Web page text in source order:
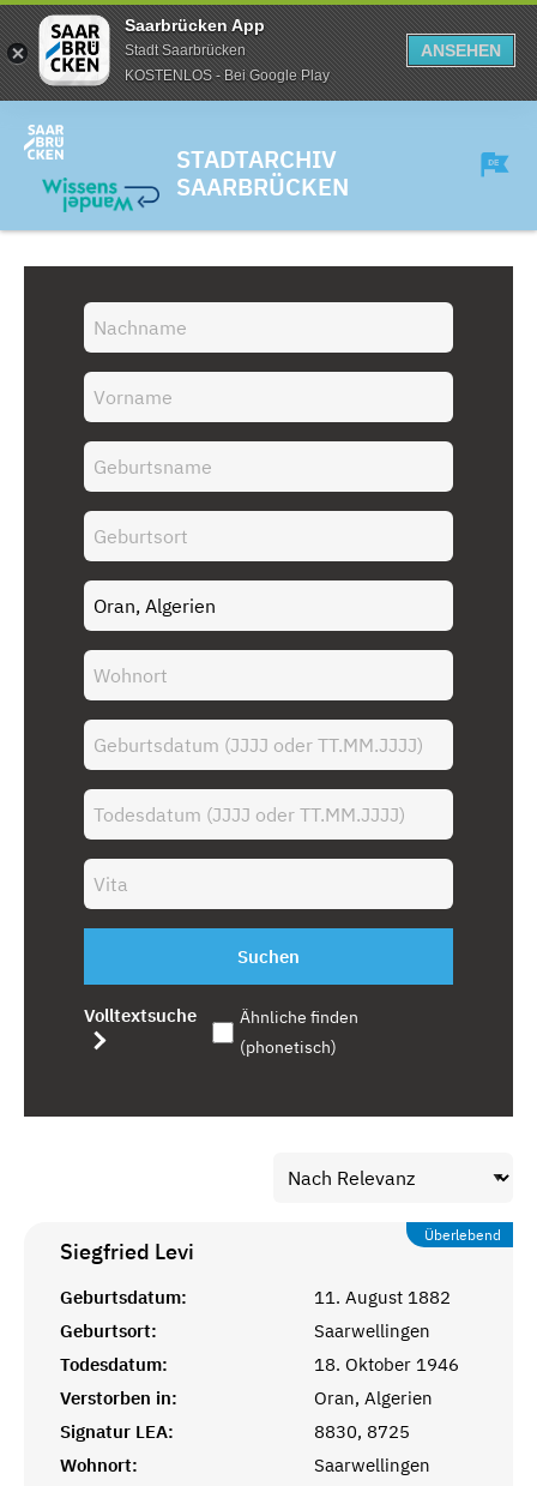
Saarbrücken App
Stadt Saarbrücken
KOSTENLOS - Bei Google Play
ANSEHEN
STADTARCHIV
SAARBRÜCKEN
Suchen
Volltextsuche
Ähnliche finden
(phonetisch)
Überlebend
Siegfried Levi
Geburtsdatum:
11. August 1882
Geburtsort:
Saarwellingen
Todesdatum:
18. Oktober 1946
Verstorben in:
Oran, Algerien
Signatur LEA:
8830, 8725
Wohnort:
Saarwellingen